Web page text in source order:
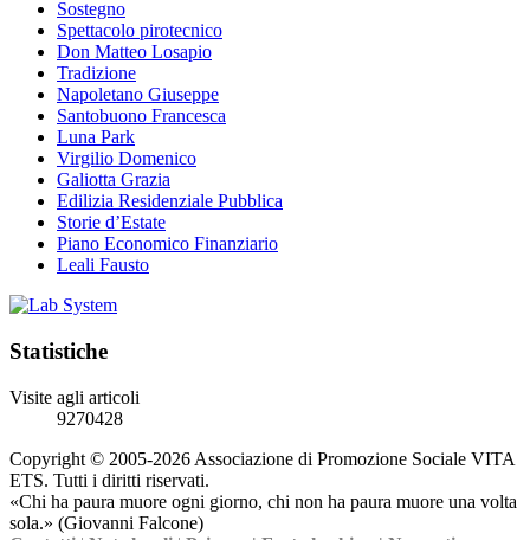
Sostegno
Spettacolo pirotecnico
Don Matteo Losapio
Tradizione
Napoletano Giuseppe
Santobuono Francesca
Luna Park
Virgilio Domenico
Galiotta Grazia
Edilizia Residenziale Pubblica
Storie d’Estate
Piano Economico Finanziario
Leali Fausto
Statistiche
Visite agli articoli
9270428
Copyright © 2005-2026 Associazione di Promozione Sociale VITA
ETS. Tutti i diritti riservati.
«Chi ha paura muore ogni giorno, chi non ha paura muore una volta
sola.» (Giovanni Falcone)